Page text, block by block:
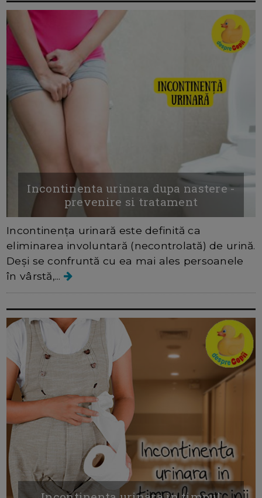
Incontinenta urinara dupa nastere -
prevenire si tratament
Incontinența urinară este definită ca
eliminarea involuntară (necontrolată) de urină.
Deși se confruntă cu ea mai ales persoanele
în vârstă,...